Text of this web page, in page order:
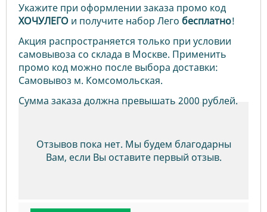
Укажите при оформлении заказа промо код
ХОЧУЛЕГО и получите набор Лего бесплатно!
Акция распространяется только при условии
самовывоза со склада в Москве. Применить
промо код можно после выбора доставки:
Самовывоз м. Комсомольская.
Сумма заказа должна превышать 2000 рублей.
Отзывов пока нет. Мы будем благодарны
Вам, если Вы оставите первый отзыв.